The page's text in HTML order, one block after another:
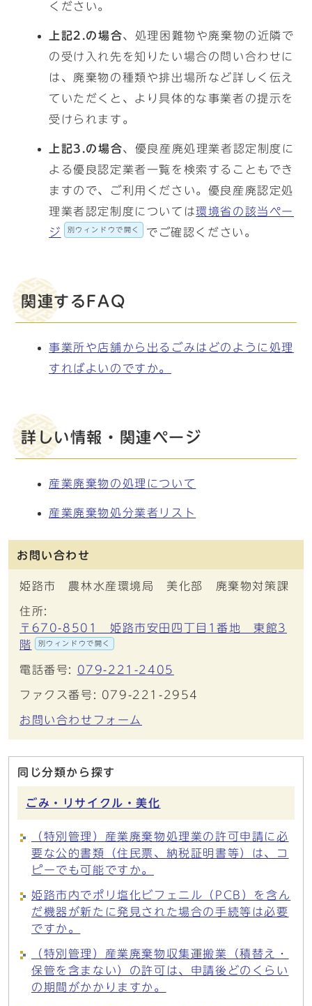
ください。
上記2.の場合、処理困難物や廃棄物の近隣で
の受け入れ先を知りたい場合の問い合わせに
は、廃棄物の種類や排出場所など詳しく伝え
ていただくと、より具体的な事業者の提示を
受けられます。
上記3.の場合、優良産廃処理業者認定制度に
よる優良認定業者一覧を検索することもでき
ますので、ご利用ください。優良産廃認定処
理業者認定制度については環境省の該当ペー
ジ
別ウィンドウで開く でご確認ください。
関連するFAQ
事業所や店舗から出るごみはどのように処理
すればよいのですか。
詳しい情報・関連ページ
産業廃棄物の処理について
産業廃棄物処分業者リスト
お問い合わせ
姫路市 農林水産環境局 美化部 廃棄物対策課
住所:
〒670-8501 姫路市安田四丁目1番地 東館3
階
別ウィンドウで開く
電話番号: 079-221-2405
ファクス番号: 079-221-2954
お問い合わせフォーム
同じ分類から探す
ごみ・リサイクル・美化
（特別管理）産業廃棄物処理業の許可申請に必
要な公的書類（住民票、納税証明書等）は、コ
ピーでも可能ですか。
姫路市内でポリ塩化ビフェニル（PCB）を含ん
だ機器が新たに発見された場合の手続等は必要
ですか。
（特別管理）産業廃棄物収集運搬業（積替え・
保管を含まない）の許可は、申請後どのくらい
の期間がかかりますか。